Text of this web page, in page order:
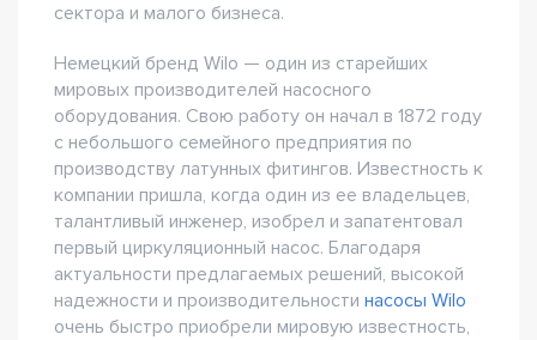
сектора и малого бизнеса.
Немецкий бренд Wilo — один из старейших
мировых производителей насосного
оборудования. Свою работу он начал в 1872 году
с небольшого семейного предприятия по
производству латунных фитингов. Известность к
компании пришла, когда один из ее владельцев,
талантливый инженер, изобрел и запатентовал
первый циркуляционный насос. Благодаря
актуальности предлагаемых решений, высокой
надежности и производительности насосы Wilo
очень быстро приобрели мировую известность,